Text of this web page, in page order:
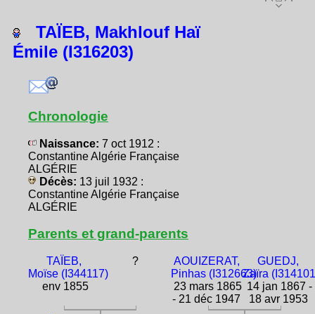
TAÏEB, Makhlouf Haï
Émile (I316203)
Chronologie
Naissance: 7 oct 1912 :
Constantine Algérie Française
ALGÉRIE
Décès: 13 juil 1932 :
Constantine Algérie Française
ALGÉRIE
Parents et grand-parents
TAÏEB,
Moïse (I344117)
env 1855
?
AOUIZERAT,
Pinhas (I312663)
23 mars 1865
- 21 déc 1947
GUEDJ,
Zaïra
14 jan 1867 -
18 avr 1953